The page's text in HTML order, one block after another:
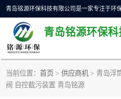
青岛铭源环保科
当前位置： 首页 > 供应商机 > 青岛浮
阀 自控截污装置 青岛铭源
一体化HMPP泵站